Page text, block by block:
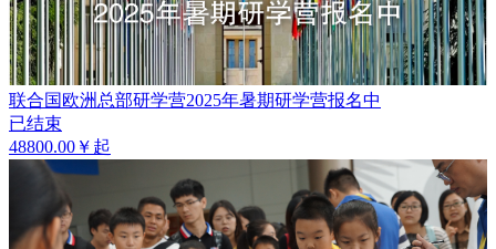
联合国欧洲总部研学营2025年暑期研学营报名中
已结束
48800.00￥起